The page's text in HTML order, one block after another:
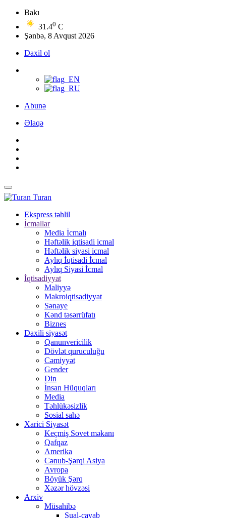
Bakı
31.40 C
Şənbə, 8 Avqust 2026
Daxil ol
Abunə
Əlaqə
Turan
Ekspress təhlil
İcmallar
Media İcmalı
Həftəlik iqtisadi icmal
Həftəlik siyasi icmal
Aylıq İqtisadi İcmal
Aylıq Siyasi İcmal
İqtisadiyyat
Maliyyə
Makroiqtisadiyyat
Sənaye
Kənd təsərrüfatı
Biznes
Daxili siyasət
Qanunvericilik
Dövlət quruculuğu
Cəmiyyət
Gender
Din
İnsan Hüquqları
Media
Təhlükəsizlik
Sosial sahə
Xarici Siyasət
Keçmiş Sovet məkanı
Qafqaz
Amerika
Cənub-Şərqi Asiya
Avropa
Böyük Şərq
Xəzər hövzəsi
Arxiv
Müsahibə
Sual-cavab